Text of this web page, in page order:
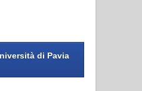
di Pavia